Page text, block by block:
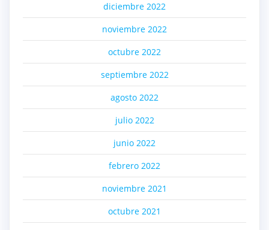
diciembre 2022
noviembre 2022
octubre 2022
septiembre 2022
agosto 2022
julio 2022
junio 2022
febrero 2022
noviembre 2021
octubre 2021